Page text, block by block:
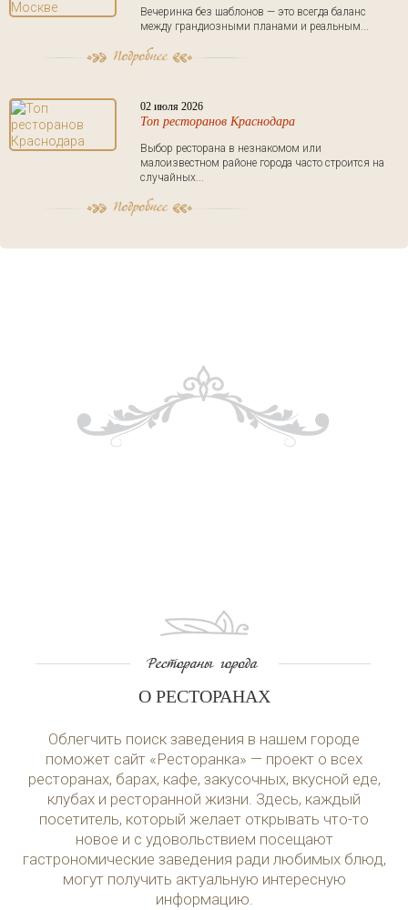
Вечеринка без шаблонов — это всегда баланс
между грандиозными планами и реальным...
02 июля 2026
Топ ресторанов Краснодара
Выбор ресторана в незнакомом или
малоизвестном районе города часто строится на
случайных...
О РЕСТОРАНАХ
Облегчить поиск заведения в нашем городе
поможет сайт «Ресторанка» — проект о всех
ресторанах, барах, кафе, закусочных, вкусной еде,
клубах и ресторанной жизни. Здесь, каждый
посетитель, который желает открывать что-то
новое и с удовольствием посещают
гастрономические заведения ради любимых блюд,
могут получить актуальную интересную
информацию.